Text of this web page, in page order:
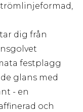
dig från
festplagg
glans med
- en
och